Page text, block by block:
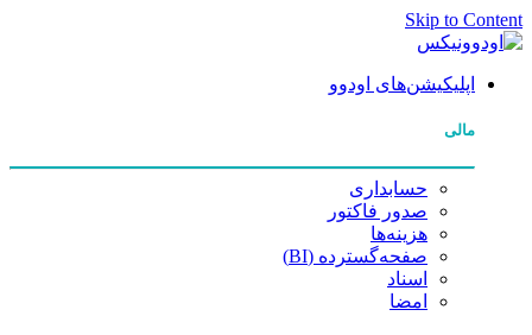
Skip to Content
اپلیکیشن‌های اودوو
مالی
حسابداری
صدور فاکتور
هزینه‌ها
صفحه‌گسترده (BI)
اسناد
امضا